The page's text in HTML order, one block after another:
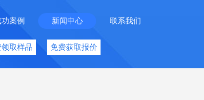
功案例 新闻中心 联系我们
领取样品 免费获取报价